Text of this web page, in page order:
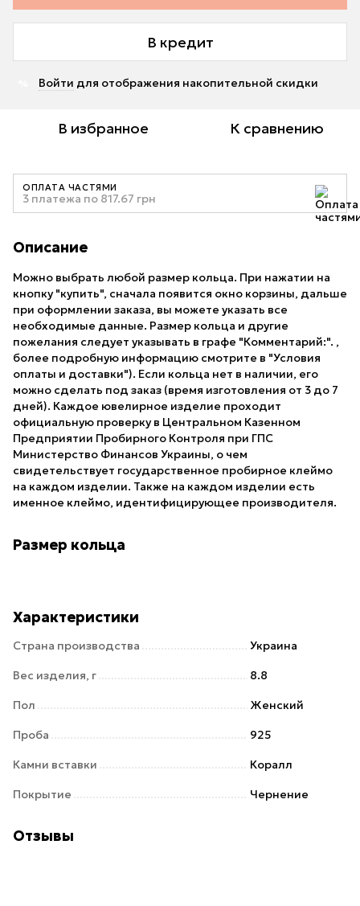
В кредит
Войти для отображения накопительной скидки
В избранное К сравнению
ОПЛАТА ЧАСТЯМИ
3 платежа по 817.67 грн
Описание
Можно выбрать любой размер кольца. При нажатии на
кнопку "купить", сначала появится окно корзины, дальше
при оформлении заказа, вы можете указать все
необходимые данные. Размер кольца и другие
пожелания следует указывать в графе "Комментарий:". ,
более подробную информацию смотрите в "Условия
оплаты и доставки"). Если кольца нет в наличии, его
можно сделать под заказ (время изготовления от 3 до 7
дней). Каждое ювелирное изделие проходит
официальную проверку в Центральном Казенном
Предприятии Пробирного Контроля при ГПС
Министерство Финансов Украины, о чем
свидетельствует государственное пробирное клеймо
на каждом изделии. Также на каждом изделии есть
именное клеймо, идентифицирующее производителя.
Размер кольца
Характеристики
Страна производства Украина
Вес изделия, г 8.8
Пол Женский
Проба 925
Камни вставки Коралл
Покрытие Чернение
Отзывы